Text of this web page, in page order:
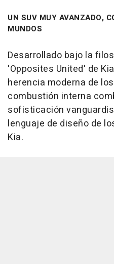
UN SUV MUY AVANZADO,
MUNDOS
Desarrollado bajo la
'Opposites United' de
herencia moderna de
combustión interna
sofisticación
lenguaje de diseño de
Kia.